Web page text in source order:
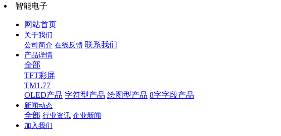
智能电子
网站首页
关于我们
公司简介 在线反馈 联系我们
产品详情
全部
TFT彩屏
TM1.77
OLED产品 字符型产品 绘图型产品 8字字段产品
新闻动态
全部 行业资讯 企业新闻
加入我们